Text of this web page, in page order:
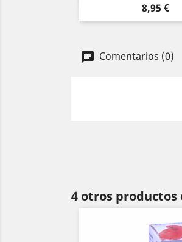
Precio
8,95 €
Comentarios (0)
4 otros productos